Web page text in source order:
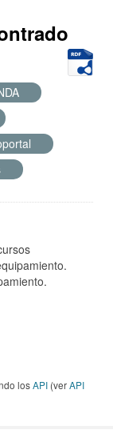
losAPI (verAPI